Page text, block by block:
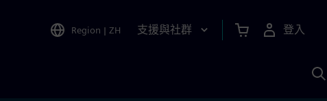
Region | ZH 支援與社群 登入